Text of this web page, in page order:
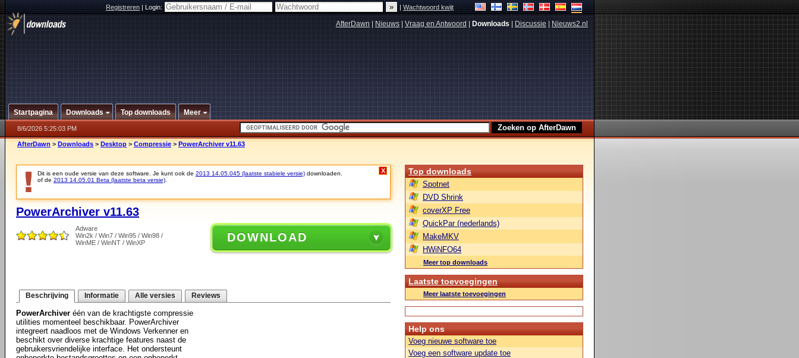
Registreren|Login: |Wachtwoord kwijt
AfterDawn Nieuws Vraag en Antwoord Downloads Discussie Nieuws2.nl
Startpagina Downloads Top downloads Meer
8/6/2026 5:25:03 PM
AfterDawn > Downloads > Desktop > Compressie > PowerArchiver v11.63
Dit is een oude versie van deze software. Je kunt ook de 2013 14.05.045 (laatste stabiele versie) downloaden.
of de 2013 14.05.01 Beta (laatste beta versie)
X
PowerArchiver v11.63
Adware
Win2k / Win7 / Win95 / Win98 /
WinME / WinNT / WinXP
DOWNLOAD
Beschrijving Informatie Alle versies Reviews
PowerArchiver één van de krachtigste compressie
utilities momenteel beschikbaar. PowerArchiver
integreert naadloos met de Windows Verkenner en
beschikt over diverse krachtige features naast de
gebruikersvriendelijke interface. Het ondersteunt
Top downloads
Spotnet
DVD Shrink
coverXP Free
QuickPar (nederlands)
MakeMKV
HWiNFO64
Meer top downloads
Laatste toevoegingen
Meer laatste toevoegingen
Help ons
Voeg nieuwe software toe
Voeg een software update toe